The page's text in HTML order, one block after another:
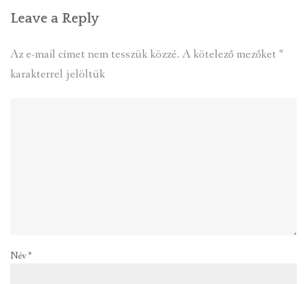
Leave a Reply
Az e-mail címet nem tesszük közzé. A kötelező mezőket *
karakterrel jelöltük
Név*